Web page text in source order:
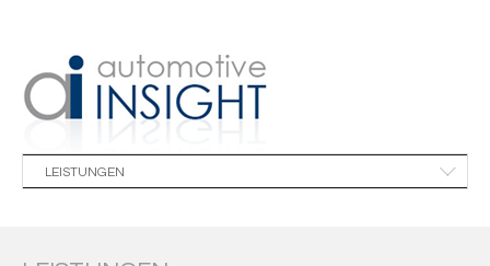
LEISTUNGEN